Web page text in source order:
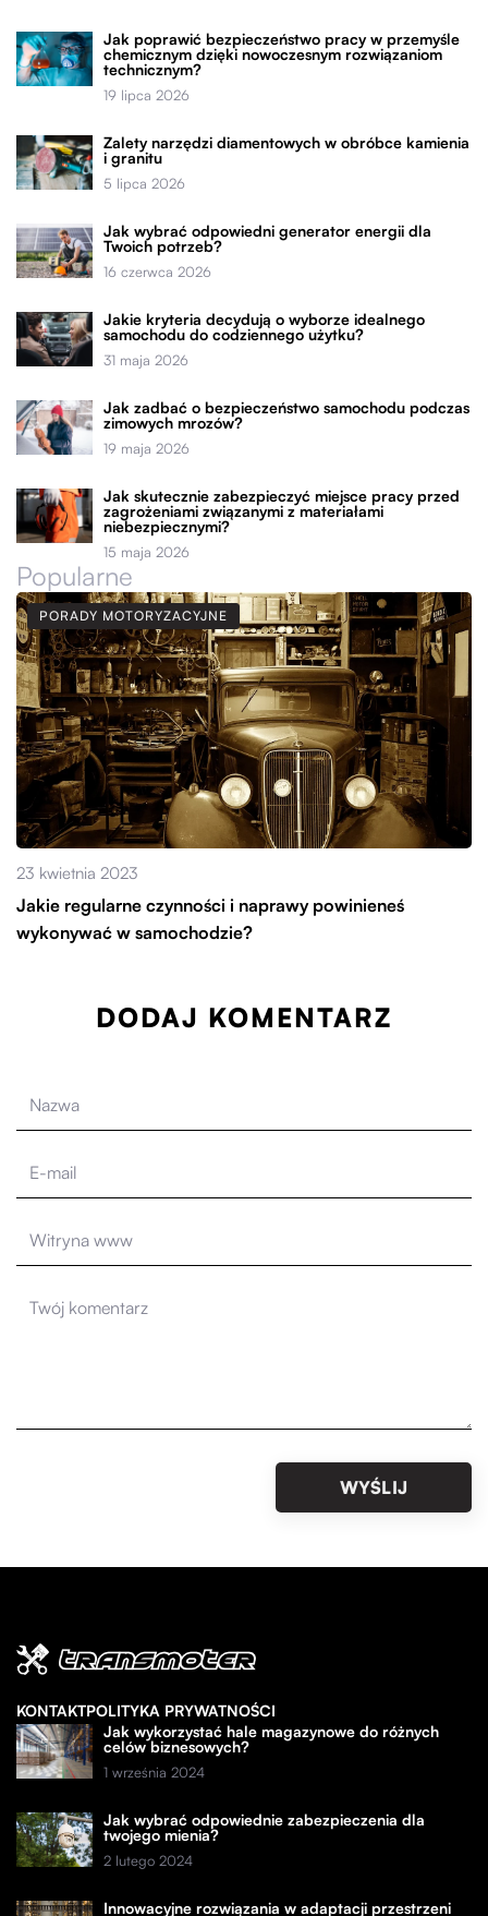
Jak poprawić bezpieczeństwo pracy w przemyśle
chemicznym dzięki nowoczesnym rozwiązaniom
technicznym?
19 lipca 2026
Zalety narzędzi diamentowych w obróbce kamienia
i granitu
5 lipca 2026
Jak wybrać odpowiedni generator energii dla
Twoich potrzeb?
16 czerwca 2026
Jakie kryteria decydują o wyborze idealnego
samochodu do codziennego użytku?
31 maja 2026
Jak zadbać o bezpieczeństwo samochodu podczas
zimowych mrozów?
19 maja 2026
Jak skutecznie zabezpieczyć miejsce pracy przed
zagrożeniami związanymi z materiałami
niebezpiecznymi?
15 maja 2026
Popularne
PORADY MOTORYZACYJNE
23 kwietnia 2023
Jakie regularne czynności i naprawy powinieneś
wykonywać w samochodzie?
DODAJ KOMENTARZ
KONTAKTPOLITYKA PRYWATNOŚCI
Jak wykorzystać hale magazynowe do różnych
celów biznesowych?
1 września 2024
Jak wybrać odpowiednie zabezpieczenia dla
twojego mienia?
2 lutego 2024
Innowacyjne rozwiązania w adaptacji przestrzeni